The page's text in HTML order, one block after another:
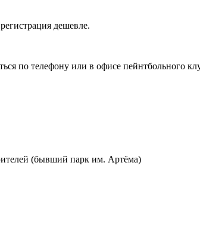
дешевле.
по телефону или в офисе пейнтбольного
(бывший парк им. Артёма)